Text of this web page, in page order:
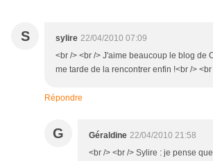
S sylire 22/04/2010 07:09
<br /> <br /> J'aime beaucoup le blog de
me tarde de la rencontrer enfin !<br /> <br
Répondre
G Géraldine 22/04/2010 21:58
<br /> <br /> Sylire : je pense que